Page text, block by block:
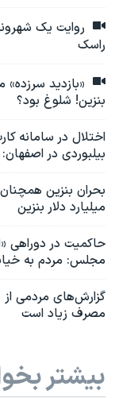
روایت یک
راسک
«بازدید
بنزین! شلوغ بود؟
اختلال در سامانه
بیلبوردی در
میلیارد دلار بنزین
حاکمیت در دوراهی
مجلس: مردم به
گزارش‌های مردمی
مصرف زیاد است
بیشتر